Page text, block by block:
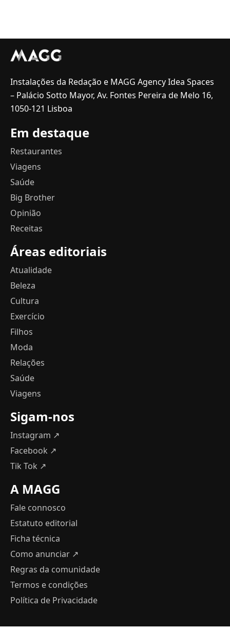
Instalações da Redação e MAGG Agency Idea Spaces
– Palácio Sotto Mayor, Av. Fontes Pereira de Melo 16,
1050-121 Lisboa
Em destaque
Restaurantes
Viagens
Saúde
Big Brother
Opinião
Receitas
Áreas editoriais
Atualidade
Beleza
Cultura
Exercício
Filhos
Moda
Relações
Saúde
Viagens
Sigam-nos
Instagram ↗
Facebook ↗
Tik Tok ↗
A MAGG
Fale connosco
Estatuto editorial
Ficha técnica
Como anunciar ↗
Regras da comunidade
Termos e condições
Política de Privacidade